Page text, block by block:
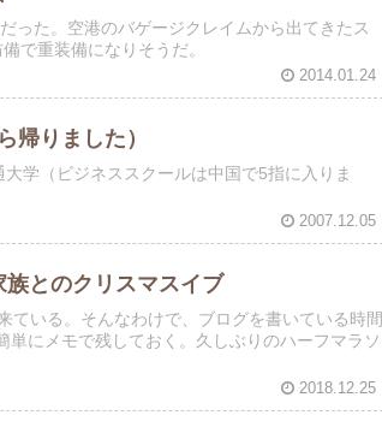
った。空港のバゲージクレイムから出てきたス
で重装備になりそうだ。
2014.01.24
帰りました）
学（ビジネススクールは中国で5指に入りま
2007.12.05
とのクリスマスイブ
ている。そんなわけで、ブログを書いている時間
にメモで残しておく。久しぶりのハーフマラソ
2018.12.25